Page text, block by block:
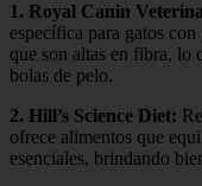
1. Royal Canin
específica para gatos
que son altas en fibra, lo
bolas de pelo.
2. Hill’s Science Diet:
ofrece alimentos que
esenciales, brindando